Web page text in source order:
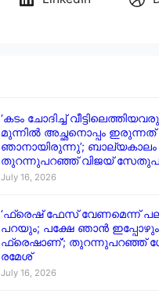
‘കടം ചോദിച്ച്
മുന്നിൽ അച്ഛനൊപ്പം ഇരുന്നത്
ഞാനായിരുന്നു’; ബാല്യകാലം
തുറന്നുപറഞ്ഞ് വിജയ്
July 16, 2026
‘ഫ്രെഷ് ഫേസ് വേണമെന്ന്
പറയും; പക്ഷേ ഞാൻ ഇപ്പോഴും
ഫ്രെഷാണ്’; തുറന്നുപറഞ്ഞ്
രമേശ്
July 16, 2026